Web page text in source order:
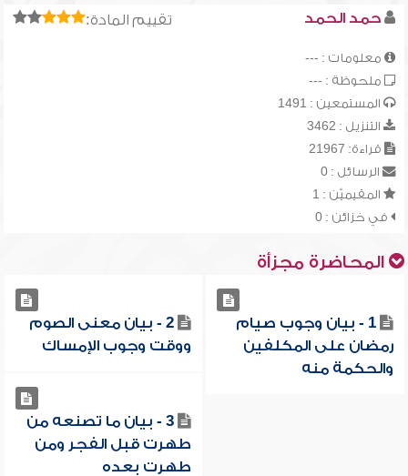
تقييم المادة: حمد الحمد
معلومات : ---
ملحوظة : ---
المستمعين : 1491
التنزيل : 3462
قراءة: 21967
الرسائل : 0
المقيميّن : 1
في خزائن : 0
المحاضرة مجزأة
1 - بيان وجوب صيام
رمضان على المكلفين
والحكمة منه
2 - بيان معنى الصوم
ووقت وجوب الإمساك
3 - بيان ما تصنعه من
طهرت قبل الفجر ومن
طهرت بعده